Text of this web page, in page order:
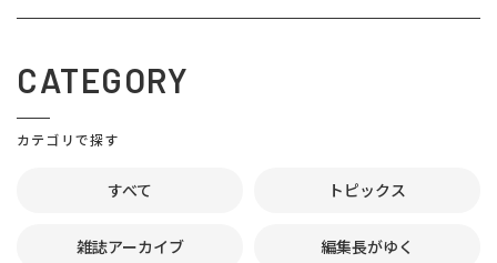
CATEGORY
カテゴリで探す
すべて トピックス
雑誌アーカイブ 編集長がゆく